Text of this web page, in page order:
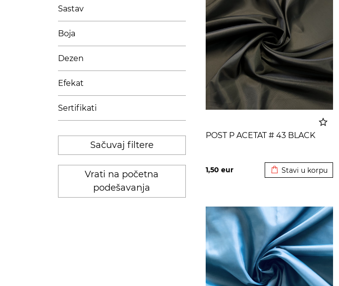
Sastav
Boja
Dezen
Efekat
Sertifikati
Sačuvaj filtere
Vrati na početna
podešavanja
POST P ACETAT # 43 BLACK
1,50 eur Stavi u korpu